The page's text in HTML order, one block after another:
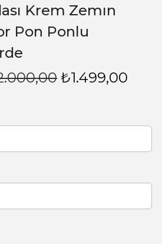
Krem Zemın
Pon Ponlu
₺1.499,00